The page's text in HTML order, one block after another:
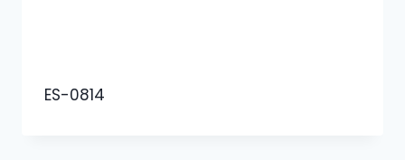
ES-0814